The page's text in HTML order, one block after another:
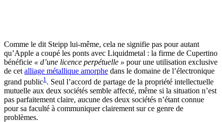
Comme le dit Steipp lui-même, cela ne signifie pas pour autant
qu’Apple a coupé les ponts avec Liquidmetal : la firme de Cupertino
bénéficie « d’une licence perpétuelle » pour une utilisation exclusive
de cet alliage métallique amorphe dans le domaine de l’électronique
grand public1 . Seul l’accord de partage de la propriété intellectuelle
mutuelle aux deux sociétés semble affecté, même si la situation n’est
pas parfaitement claire, aucune des deux sociétés n’étant connue
pour sa faculté à communiquer clairement sur ce genre de
problèmes.